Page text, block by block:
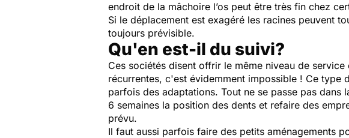
endroit de la mâchoire l’os peut être très fin chez
Si le déplacement est exagéré les racines peuvent
toujours prévisible.
Qu'en est-il du suivi?
Ces sociétés disent offrir le même niveau de
récurrentes, c'est évidemment impossible ! Ce type
parfois des adaptations. Tout ne se passe pas
6 semaines la position des dents et refaire des
prévu.
Il faut aussi parfois faire des petits aménagements